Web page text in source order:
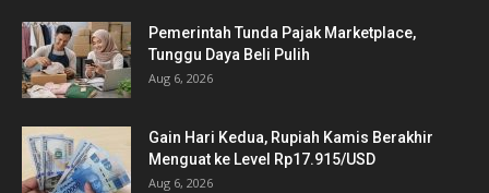
Pemerintah Tunda Pajak Marketplace,
Tunggu Daya Beli Pulih
Aug 6, 2026
Gain Hari Kedua, Rupiah Kamis Berakhir
Menguat ke Level Rp17.915/USD
Aug 6, 2026